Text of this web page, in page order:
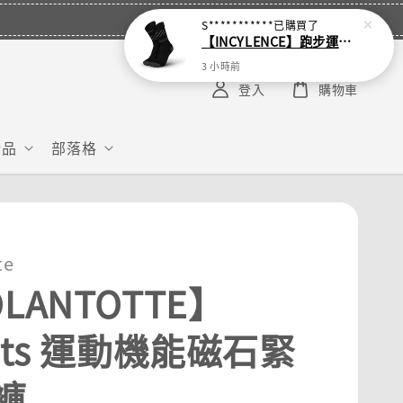
部落格
登入 購物車
】
運動機能磁石緊
S***********已購買了
【INCYLENCE】跑步運動機能襪 Disrupts Black
3 小時前